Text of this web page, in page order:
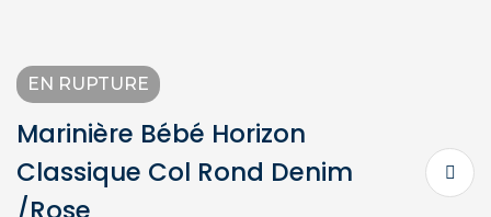
EN RUPTURE
Marinière Bébé Horizon
Classique Col Rond Denim